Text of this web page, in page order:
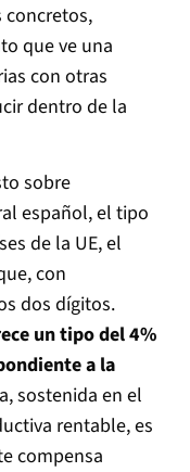
que ve una
con otras
dentro de la
sobre
español, el tipo
de la UE, el
con
dos dígitos.
un tipo del 4%
a la
sostenida en el
rentable, es
compensa